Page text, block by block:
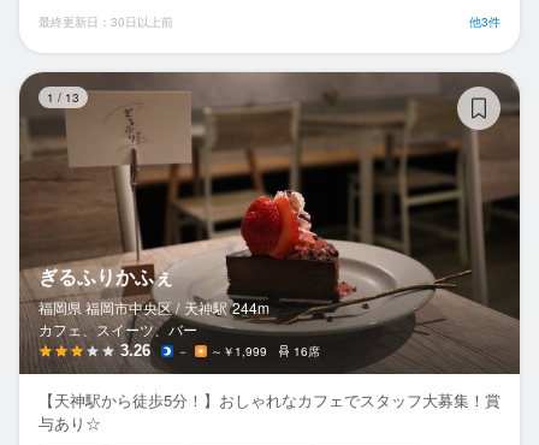
最終更新日：30日以上前 他3件
1 / 13
ぎるふりかふぇ
福岡県 福岡市中央区 / 天神駅 244m
カフェ、スイーツ、バー
3.26 － ～￥1,999 16席
【天神駅から徒歩5分！】おしゃれなカフェでスタッフ大募集！賞
与あり☆